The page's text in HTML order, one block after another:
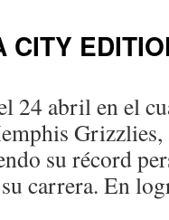
CITY
24 abril en el
su récord
carrera. En